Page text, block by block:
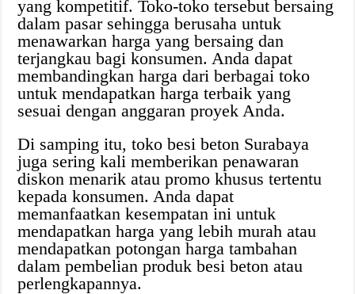
yang kompetitif. Toko-toko tersebut bersaing
dalam pasar sehingga berusaha untuk
menawarkan harga yang bersaing dan
terjangkau bagi konsumen. Anda dapat
membandingkan harga dari berbagai toko
untuk mendapatkan harga terbaik yang
sesuai dengan anggaran proyek Anda.
Di samping itu, toko besi beton Surabaya
juga sering kali memberikan penawaran
diskon menarik atau promo khusus tertentu
kepada konsumen. Anda dapat
memanfaatkan kesempatan ini untuk
mendapatkan harga yang lebih murah atau
mendapatkan potongan harga tambahan
dalam pembelian produk besi beton atau
perlengkapannya.